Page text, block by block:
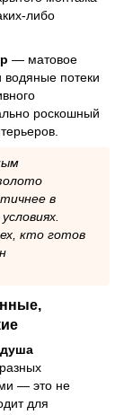
либо
— матовое
потеки
роскошный
в
кто готов
— это не
для